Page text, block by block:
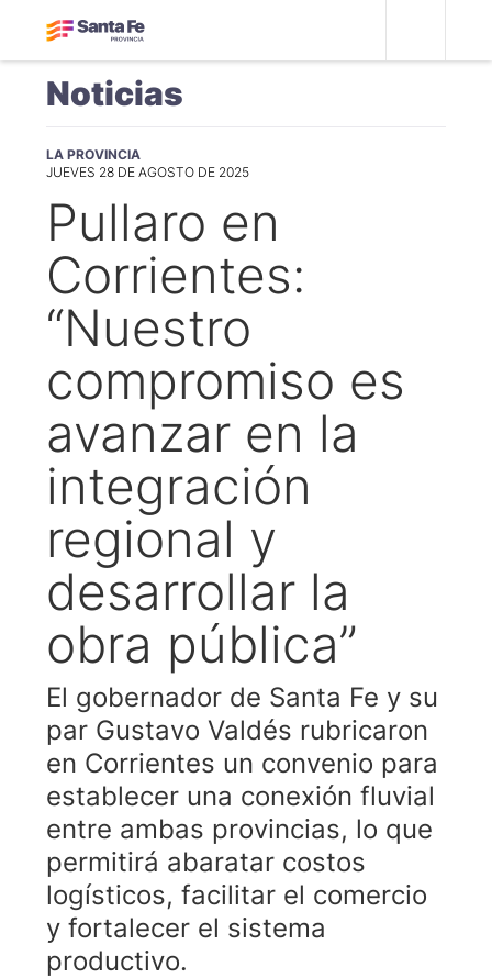
Noticias
LA PROVINCIA
JUEVES 28 DE AGOSTO DE 2025
Pullaro en
Corrientes:
“Nuestro
compromiso es
avanzar en la
integración
regional y
desarrollar la
obra pública”
El gobernador de Santa Fe y su
par Gustavo Valdés rubricaron
en Corrientes un convenio para
establecer una conexión fluvial
entre ambas provincias, lo que
permitirá abaratar costos
logísticos, facilitar el comercio
y fortalecer el sistema
productivo.